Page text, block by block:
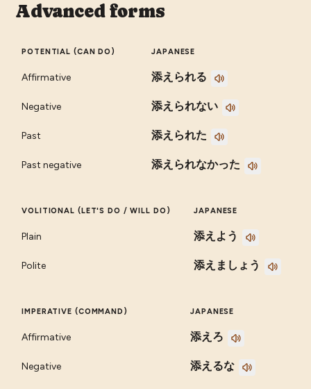
Advanced forms
POTENTIAL (CAN DO) JAPANESE
Affirmative 添えられる
Negative 添えられない
Past 添えられた
Past negative 添えられなかった
VOLITIONAL (LET'S DO / WILL DO) JAPANESE
Plain 添えよう
Polite 添えましょう
IMPERATIVE (COMMAND) JAPANESE
Affirmative 添えろ
Negative 添えるな